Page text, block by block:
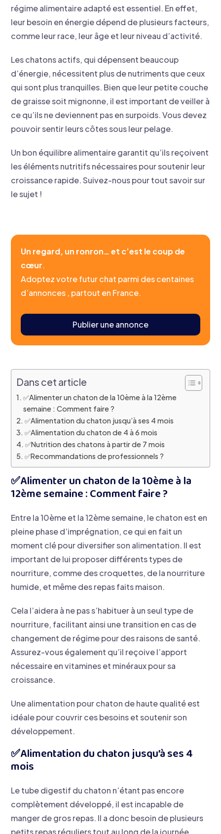
régime alimentaire adapté est essentiel. En effet,
leur besoin en énergie dépend de plusieurs facteurs,
comme leur race, leur âge et leur niveau d’activité.
Les chatons actifs, qui dépensent beaucoup
d’énergie, nécessitent plus de nutriments que ceux
qui sont plus tranquilles. Bien que leur petite couche
de graisse soit mignonne, il est important de veiller à
ce qu’ils ne deviennent pas en surpoids. Vous devez
pouvoir sentir leurs côtes sous leur pelage.
Un bon équilibre alimentaire garantit qu’ils reçoivent
les éléments nutritifs nécessaires pour soutenir leur
croissance rapide. Suivez-nous pour tout savoir sur
le sujet !
Un regard, un ronron… et c’est le coup de
cœur.
Adoptez votre futur chat parmi des centaines
d’annonces , partout en France.
Publier une annonce
Dans cet article
​✅Alimenter un chaton de la 10ème à la 12ème
semaine : Comment faire ?
​✅Alimentation du chaton jusqu’à ses 4 mois
​✅Alimentation du chaton de 4 à 6 mois
​✅Nutrition des chatons à partir de 7 mois
​✅Recommandations de professionnels ?
​✅Alimenter un chaton de la 10ème à la
12ème semaine : Comment faire ?
Entre la 10ème et la 12ème semaine, le chaton est en
pleine phase d’imprégnation, ce qui en fait un
moment clé pour diversifier son alimentation. Il est
important de lui proposer différents types de
nourriture, comme des croquettes, de la nourriture
humide, et même des repas faits maison.
Cela l’aidera à ne pas s’habituer à un seul type de
nourriture, facilitant ainsi une transition en cas de
changement de régime pour des raisons de santé.
Assurez-vous également qu’il reçoive l’apport
nécessaire en vitamines et minéraux pour sa
croissance.
Une alimentation pour chaton de haute qualité est
idéale pour couvrir ces besoins et soutenir son
développement.
​✅Alimentation du chaton jusqu’à ses 4
mois
Le tube digestif du chaton n’étant pas encore
complètement développé, il est incapable de
manger de gros repas. Il a donc besoin de plusieurs
petits repas réguliers tout au long de la journée.